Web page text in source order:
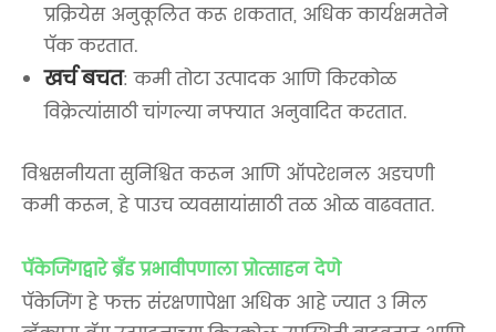
प्रक्रियेस अनुकूलित करू शकतात, अधिक कार्यक्षमतेने
पॅक करतात.
खर्च बचत: कमी तोटा उत्पादक आणि किरकोळ
विक्रेत्यांसाठी चांगल्या नफ्यात अनुवादित करतात.
विश्वसनीयता सुनिश्चित करून आणि ऑपरेशनल अडचणी
कमी करून, हे पाउच व्यवसायांसाठी तळ ओळ वाढवतात.
पॅकेजिंगद्वारे ब्रँड प्रभावीपणाला प्रोत्साहन देणे
पॅकेजिंग हे फक्त संरक्षणापेक्षा अधिक आहे ज्यात 3 मिल